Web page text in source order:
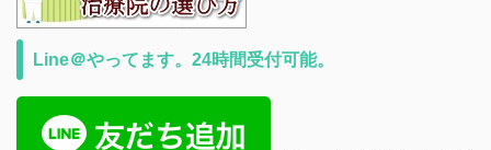
Line＠やってます。24時間受付可能。